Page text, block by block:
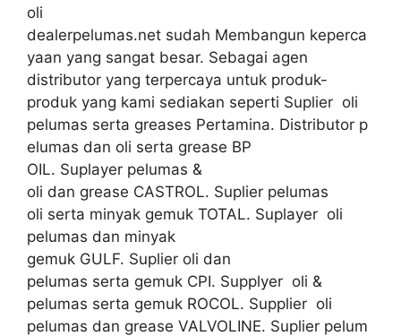
oli
dealerpelumas.net sudah Membangun keperca
yaan yang sangat besar. Sebagai agen
distributor yang terpercaya untuk produk-
produk yang kami sediakan seperti Suplier oli
pelumas serta greases Pertamina. Distributor p
elumas dan oli serta grease BP
OIL. Suplayer pelumas &
oli dan grease CASTROL. Suplier pelumas
oli serta minyak gemuk TOTAL. Suplayer oli
pelumas dan minyak
gemuk GULF. Suplier oli dan
pelumas serta gemuk CPI. Supplyer oli &
pelumas serta gemuk ROCOL. Supplier oli
pelumas dan grease VALVOLINE. Suplier pelum